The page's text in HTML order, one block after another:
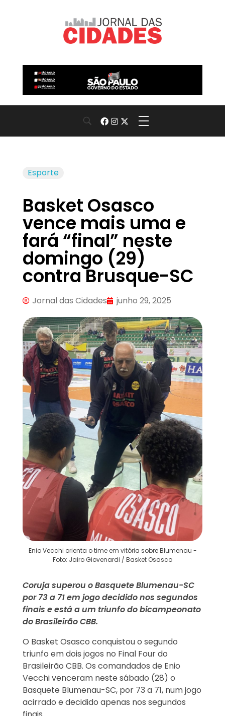
Esporte
Basket Osasco
vence mais uma e
fará “final” neste
domingo (29)
contra Brusque-SC
Jornal das Cidades junho 29, 2025
Enio Vecchi orienta o time em vitória sobre Blumenau -
Foto: Jairo Giovenardi / Basket Osasco
Coruja superou o Basquete Blumenau-SC
por 73 a 71 em jogo decidido nos segundos
finais e está a um triunfo do bicampeonato
do Brasileirão CBB.
O Basket Osasco conquistou o segundo
triunfo em dois jogos no Final Four do
Brasileirão CBB. Os comandados de Enio
Vecchi venceram neste sábado (28) o
Basquete Blumenau-SC, por 73 a 71, num jogo
acirrado e decidido apenas nos segundos